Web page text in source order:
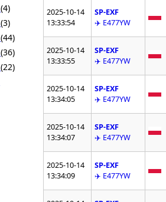
(4)
(3)
(44)
(36)
(22)
2025-10-14
13:33:54
SP-EXF
✈️ E477YW
2025-10-14
13:33:55
SP-EXF
✈️ E477YW
2025-10-14
13:34:05
SP-EXF
✈️ E477YW
2025-10-14
13:34:07
SP-EXF
✈️ E477YW
2025-10-14
13:34:09
SP-EXF
✈️ E477YW